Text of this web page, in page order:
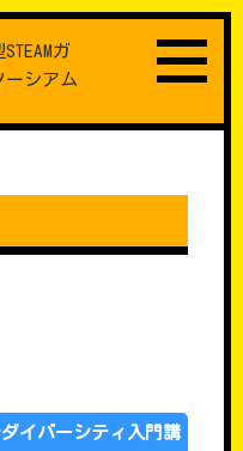
ガ
ーシアム
イバーシティ入門講